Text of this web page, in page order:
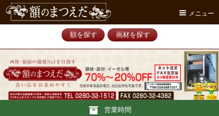
メニュー
額を探す 画材を探す
営業時間